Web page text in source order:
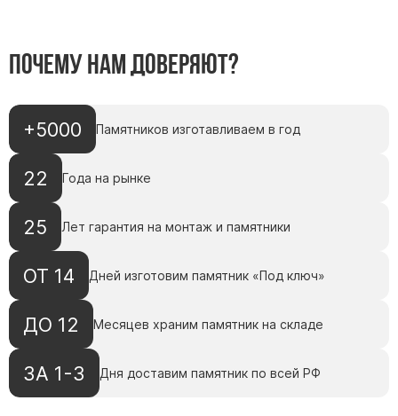
Почему нам доверяют?
+5000 Памятников изготавливаем в год
22 Года на рынке
25 Лет гарантия на монтаж и памятники
ОТ 14 Дней изготовим памятник «Под ключ»
ДО 12 Месяцев храним памятник на складе
ЗА 1-3 Дня доставим памятник по всей РФ